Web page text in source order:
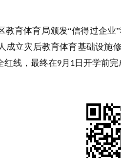
育体育局颁发“信得过企业”
成立灾后教育体育基础设施
红线，最终在9月 1 日开学前完